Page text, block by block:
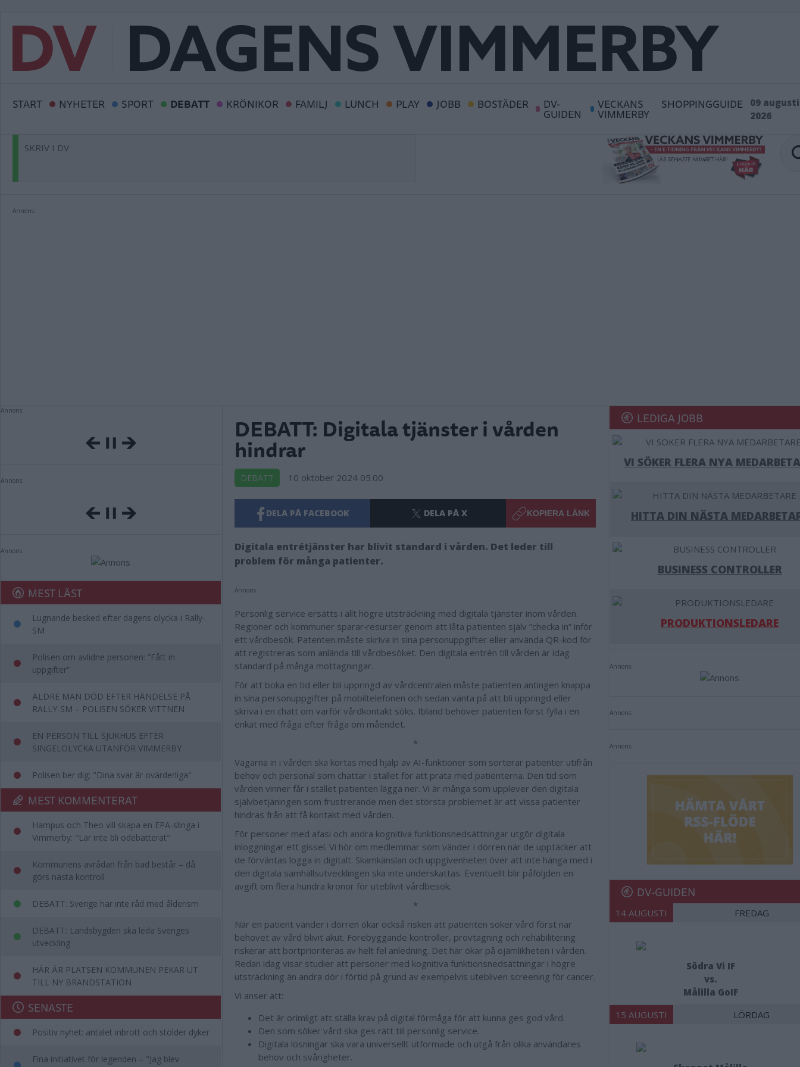
START NYHETER SPORT DEBATT KRÖNIKOR FAMILJ LUNCH PLAY JOBB BOSTÄDER DV-
GUIDEN
VECKANS
VIMMERBY
SHOPPINGGUIDE
09 augusti
2026
SKRIV I DV
Annons:
Annons:
Annons:
Annons:
MEST LÄST
Lugnande besked efter dagens olycka i Rally-
SM
Polisen om avlidne personen: ”Fått in
uppgifter”
ÄLDRE MAN DÖD EFTER HÄNDELSE PÅ
RALLY-SM – POLISEN SÖKER VITTNEN
EN PERSON TILL SJUKHUS EFTER
SINGELOLYCKA UTANFÖR VIMMERBY
Polisen ber dig: "Dina svar är ovärderliga"
MEST KOMMENTERAT
Hampus och Theo vill skapa en EPA-slinga i
Vimmerby: "Lär inte bli odebatterat"
Kommunens avrådan från bad består – då
görs nästa kontroll
DEBATT: Sverige har inte råd med ålderism
DEBATT: Landsbygden ska leda Sveriges
utveckling
HÄR ÄR PLATSEN KOMMUNEN PEKAR UT
TILL NY BRANDSTATION
SENASTE
Positiv nyhet: antalet inbrott och stölder dyker
Fina initiativet för legenden – "Jag blev
DEBATT: Digitala tjänster i vården
hindrar
DEBATT 10 oktober 2024 05.00
DELA PÅ FACEBOOK DELA PÅ X KOPIERA LÄNK
Digitala entrétjänster har blivit standard i vården. Det leder till
problem för många patienter.
Annons:
Personlig service ersätts i allt högre utsträckning med digitala tjänster inom vården.
Regioner och kommuner sparar resurser genom att låta patienten själv ”checka in” inför
ett vårdbesök. Patenten måste skriva in sina personuppgifter eller använda QR-kod för
att registreras som anlända till vårdbesöket. Den digitala entrén till vården är idag
standard på många mottagningar.
För att boka en tid eller bli uppringd av vårdcentralen måste patienten antingen knappa
in sina personuppgifter på mobiltelefonen och sedan vänta på att bli uppringd eller
skriva i en chatt om varför vårdkontakt söks. Ibland behöver patienten först fylla i en
enkät med fråga efter fråga om måendet.
*
Vägarna in i vården ska kortas med hjälp av AI-funktioner som sorterar patienter utifrån
behov och personal som chattar i stället för att prata med patienterna. Den tid som
vården vinner får i stället patienten lägga ner. Vi är många som upplever den digitala
självbetjäningen som frustrerande men det största problemet är att vissa patienter
hindras från att få kontakt med vården.
För personer med afasi och andra kognitiva funktionsnedsättningar utgör digitala
inloggningar ett gissel. Vi hör om medlemmar som vänder i dörren när de upptäcker att
de förväntas logga in digitalt. Skamkänslan och uppgivenheten över att inte hänga med i
den digitala samhällsutvecklingen ska inte underskattas. Eventuellt blir påföljden en
avgift om flera hundra kronor för uteblivit vårdbesök.
*
När en patient vänder i dörren ökar också risken att patienten söker vård först när
behovet av vård blivit akut. Förebyggande kontroller, provtagning och rehabilitering
riskerar att bortprioriteras av helt fel anledning. Det här ökar på ojämlikheten i vården.
Redan idag visar studier att personer med kognitiva funktionsnedsättningar i högre
utsträckning än andra dör i förtid på grund av exempelvis utebliven screening för cancer.
Vi anser att:
Det är orimligt att ställa krav på digital förmåga för att kunna ges god vård.
Den som söker vård ska ges rätt till personlig service.
Digitala lösningar ska vara universellt utformade och utgå från olika användares
behov och svårigheter.
LEDIGA JOBB
VI SÖKER FLERA NYA
HITTA DIN NÄSTA
BUSINESS CONTROLLER
PRODUKTIONSLEDARE
Annons:
Annons:
Annons:
DV-GUIDEN
14 AUGUSTI FREDAG
Södra Vi IF
vs.
Målilla GoIF
15 AUGUSTI LÖRDAG